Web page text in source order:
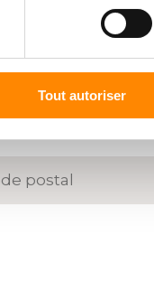
Tout autoriser
UN
code postal ou